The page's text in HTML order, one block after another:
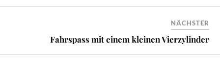
NÄCHSTER
Fahrspass mit einem kleinen Vierzylinder